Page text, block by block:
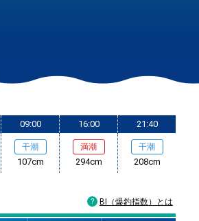
09:00
干潮
107cm
16:00
満潮
294cm
21:40
干潮
208cm
BI（爆釣指数）とは